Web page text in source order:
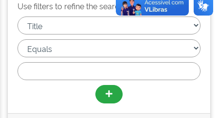
Use filters to refine the search results.